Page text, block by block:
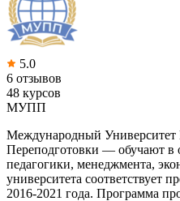
5.0
6 отзывов
48 курсов
МУПП
Международный Университет
Переподготовки — обучают в
педагогики, менеджмента,
университета соответствует
2016-2021 года. Программа